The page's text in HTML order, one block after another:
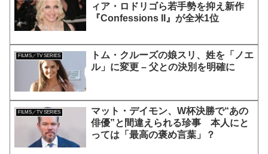
ィア・ロドリゴら若手勢を抑え新作
『Confessions II』が全米1位
FILMS／TV SERIES
トム・クルーズの娘スリ、姓を「ノエ
ル」に変更 – 父との決別を明確に
FILMS／TV SERIES
マット・デイモン、W杯決勝で“あの
俳優”と間違えられる珍事 本人にと
っては「最高の褒め言葉」？